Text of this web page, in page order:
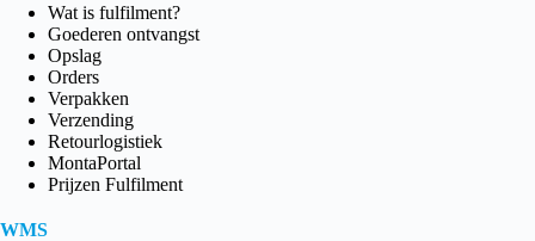
Wat is fulfilment?
Goederen ontvangst
Opslag
Orders
Verpakken
Verzending
Retourlogistiek
MontaPortal
Prijzen Fulfilment
WMS